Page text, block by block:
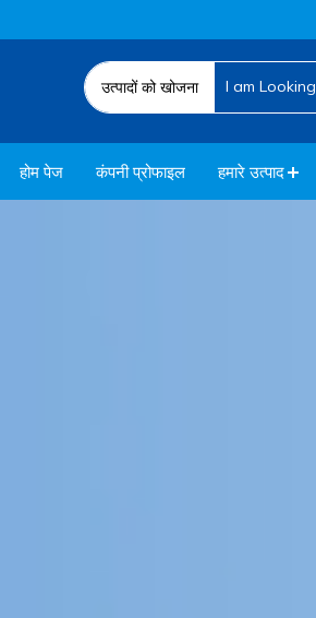
उत्पादों को खोजना
होम पेज कंपनी प्रोफाइल हमारे उत्पाद